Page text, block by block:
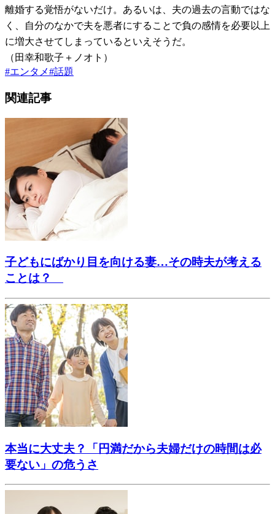
離婚する覚悟がないだけ。あるいは、夫の過去の言動ではな
く、自分のなかで夫を悪者にすることで負の感情を必要以上
に増大させてしまっているといえそうだ。
（田幸和歌子＋ノオト）
#エンタメ#話題
関連記事
子どもにばかり目を向ける妻…その時夫が考える
ことは？
本当に大丈夫？「円満だから夫婦だけの時間は必
要ない」の危うさ